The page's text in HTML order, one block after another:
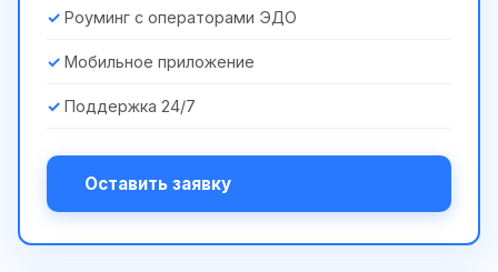
Роуминг с операторами ЭДО
Мобильное приложение
Поддержка 24/7
Оставить заявку